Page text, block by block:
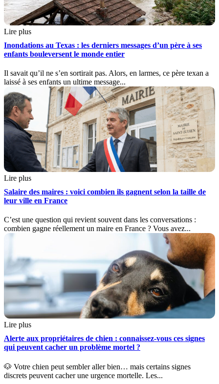
Lire plus
Inondations au Texas : les derniers messages d’un père à ses
enfants bouleversent le monde entier
Il savait qu’il ne s’en sortirait pas. Alors, en larmes, ce père texan a
laissé à ses enfants un ultime message...
Lire plus
Salaire des maires : voici combien ils gagnent selon la taille de
leur ville en France
C’est une question qui revient souvent dans les conversations :
combien gagne réellement un maire en France ? Vous avez...
Lire plus
Alerte aux propriétaires de chien : connaissez-vous ces signes
qui peuvent cacher un problème mortel ?
🐶 Votre chien peut sembler aller bien… mais certains signes
discrets peuvent cacher une urgence mortelle. Les...